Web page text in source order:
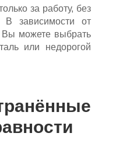
за работу, без
В зависимости от
можете выбрать
или недорогой